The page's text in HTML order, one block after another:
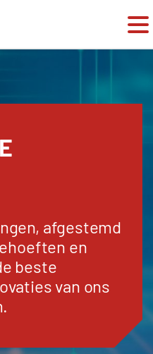
afgestemd
en
beste
van ons